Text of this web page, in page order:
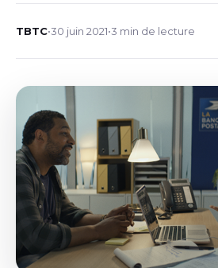
TBTC•30 juin 2021•3 min de lecture